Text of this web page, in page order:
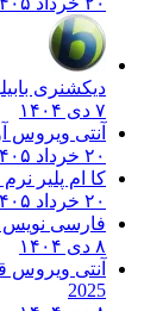
دیکشنری بابیلون NG - فرهنگ لغت کامپیوتر
آنتی ویروس
کا ام پلیر نرم
فارسی نویس
آنتی ویروس
2025